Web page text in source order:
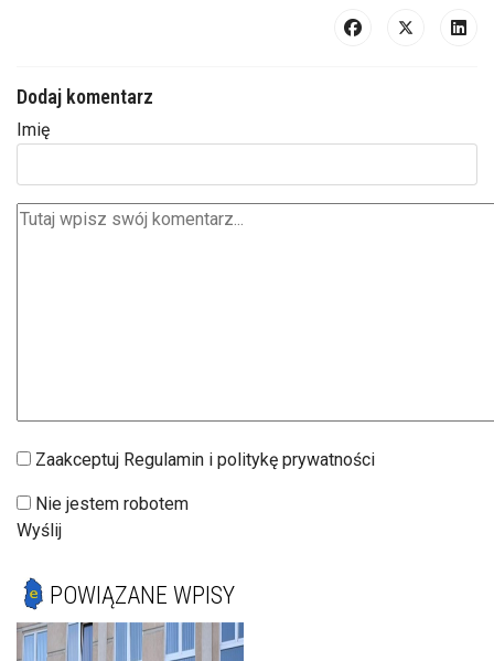
Dodaj komentarz
Imię
Zaakceptuj Regulamin i politykę prywatności
Nie jestem robotem
Wyślij
POWIĄZANE WPISY